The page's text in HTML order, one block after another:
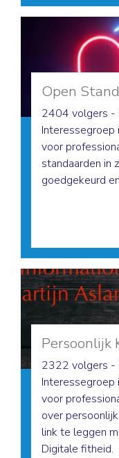
Open
2404 volgers -
voor
standaarden in
goedgekeurd
Persoonlijk
2322 volgers -
voor
over
link te leggen
Digitale fitheid.